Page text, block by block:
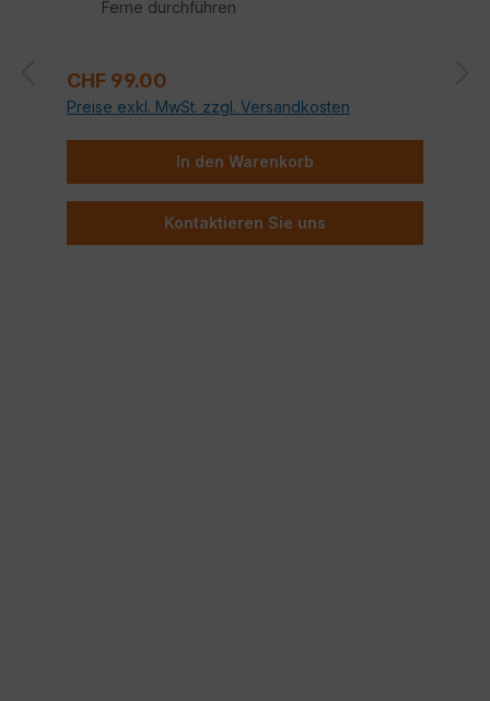
Ferne durchführen
Regulärer Preis:
CHF 99.00
Preise exkl. MwSt. zzgl. Versandkosten
In den Warenkorb
Kontaktieren Sie uns